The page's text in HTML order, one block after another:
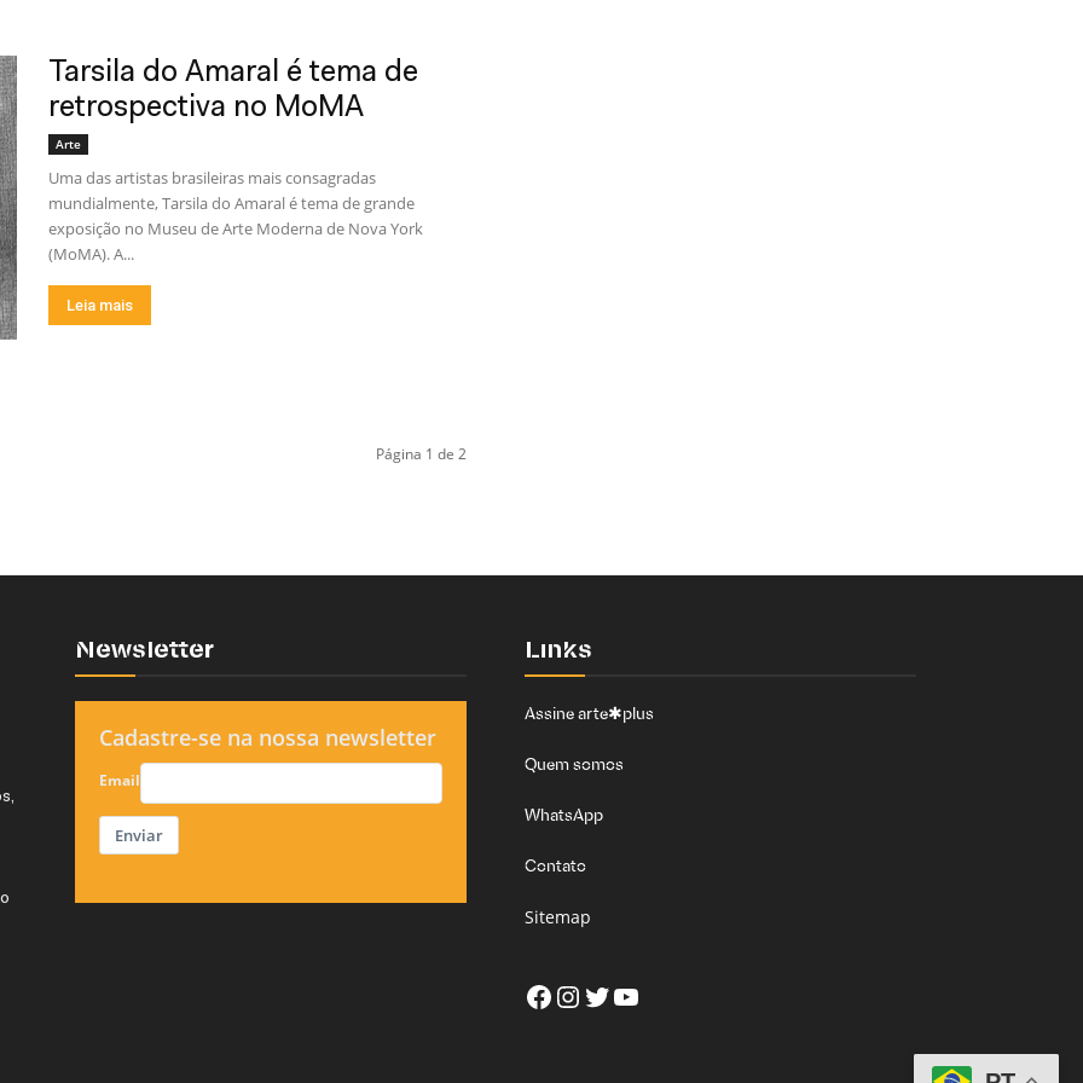
Tarsila do Amaral é tema de
retrospectiva no MoMA
Arte
Uma das artistas brasileiras mais consagradas
mundialmente, Tarsila do Amaral é tema de grande
exposição no Museu de Arte Moderna de Nova York
(MoMA). A...
Leia mais
Página 1 de 2
Newsletter
Cadastre-se na nossa newsletter
Email
Enviar
Links
Assine arte✱plus
Quem somos
WhatsApp
Contato
Sitemap
Facebook
Instagram
Twitter
Youtube